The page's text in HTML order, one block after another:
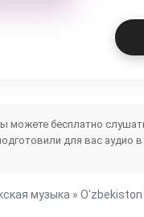
можете бесплатно
для вас аудио
музыка »